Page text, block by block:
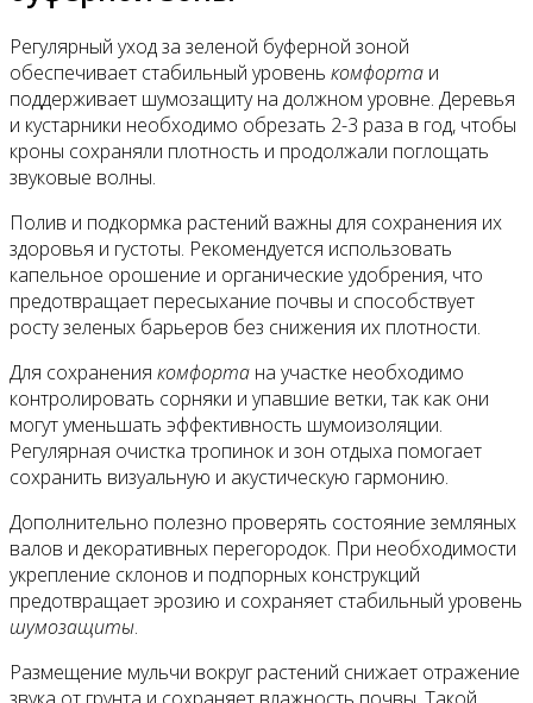
Регулярный уход за зеленой буферной зоной
обеспечивает стабильный уровень комфорта и
поддерживает шумозащиту на должном уровне. Деревья
и кустарники необходимо обрезать 2-3 раза в год, чтобы
кроны сохраняли плотность и продолжали поглощать
звуковые волны.
Полив и подкормка растений важны для сохранения их
здоровья и густоты. Рекомендуется использовать
капельное орошение и органические удобрения, что
предотвращает пересыхание почвы и способствует
росту зеленых барьеров без снижения их плотности.
Для сохранения комфорта на участке необходимо
контролировать сорняки и упавшие ветки, так как они
могут уменьшать эффективность шумоизоляции.
Регулярная очистка тропинок и зон отдыха помогает
сохранить визуальную и акустическую гармонию.
Дополнительно полезно проверять состояние земляных
валов и декоративных перегородок. При необходимости
укрепление склонов и подпорных конструкций
предотвращает эрозию и сохраняет стабильный уровень
шумозащиты.
Размещение мульчи вокруг растений снижает отражение
звука от грунта и сохраняет влажность почвы. Такой